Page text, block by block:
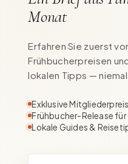
Monat
Erfahren Sie zuerst
Frühbucherpreisen
lokalen Tipps —
Exklusive
Frühbucher-Release für
Lokale Guides &